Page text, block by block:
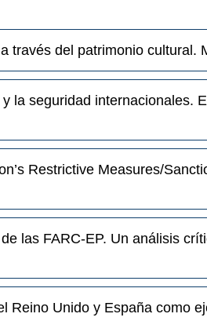
través del patrimonio cultural.
la seguridad internacionales.
Restrictive Measures/
las FARC-EP. Un análisis
Reino Unido y España como